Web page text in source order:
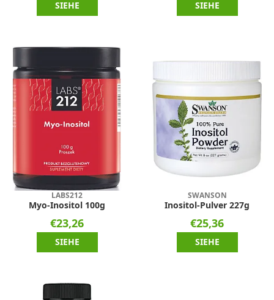
SIEHE SIEHE
LABS212
Myo-Inositol 100g
€23,26
SIEHE
SWANSON
Inositol-Pulver 227g
€25,36
SIEHE